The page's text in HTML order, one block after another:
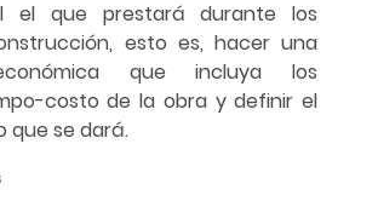
el que prestará durante los
esto es, hacer una
que incluya los
costo de la obra y definir el
que se dará.